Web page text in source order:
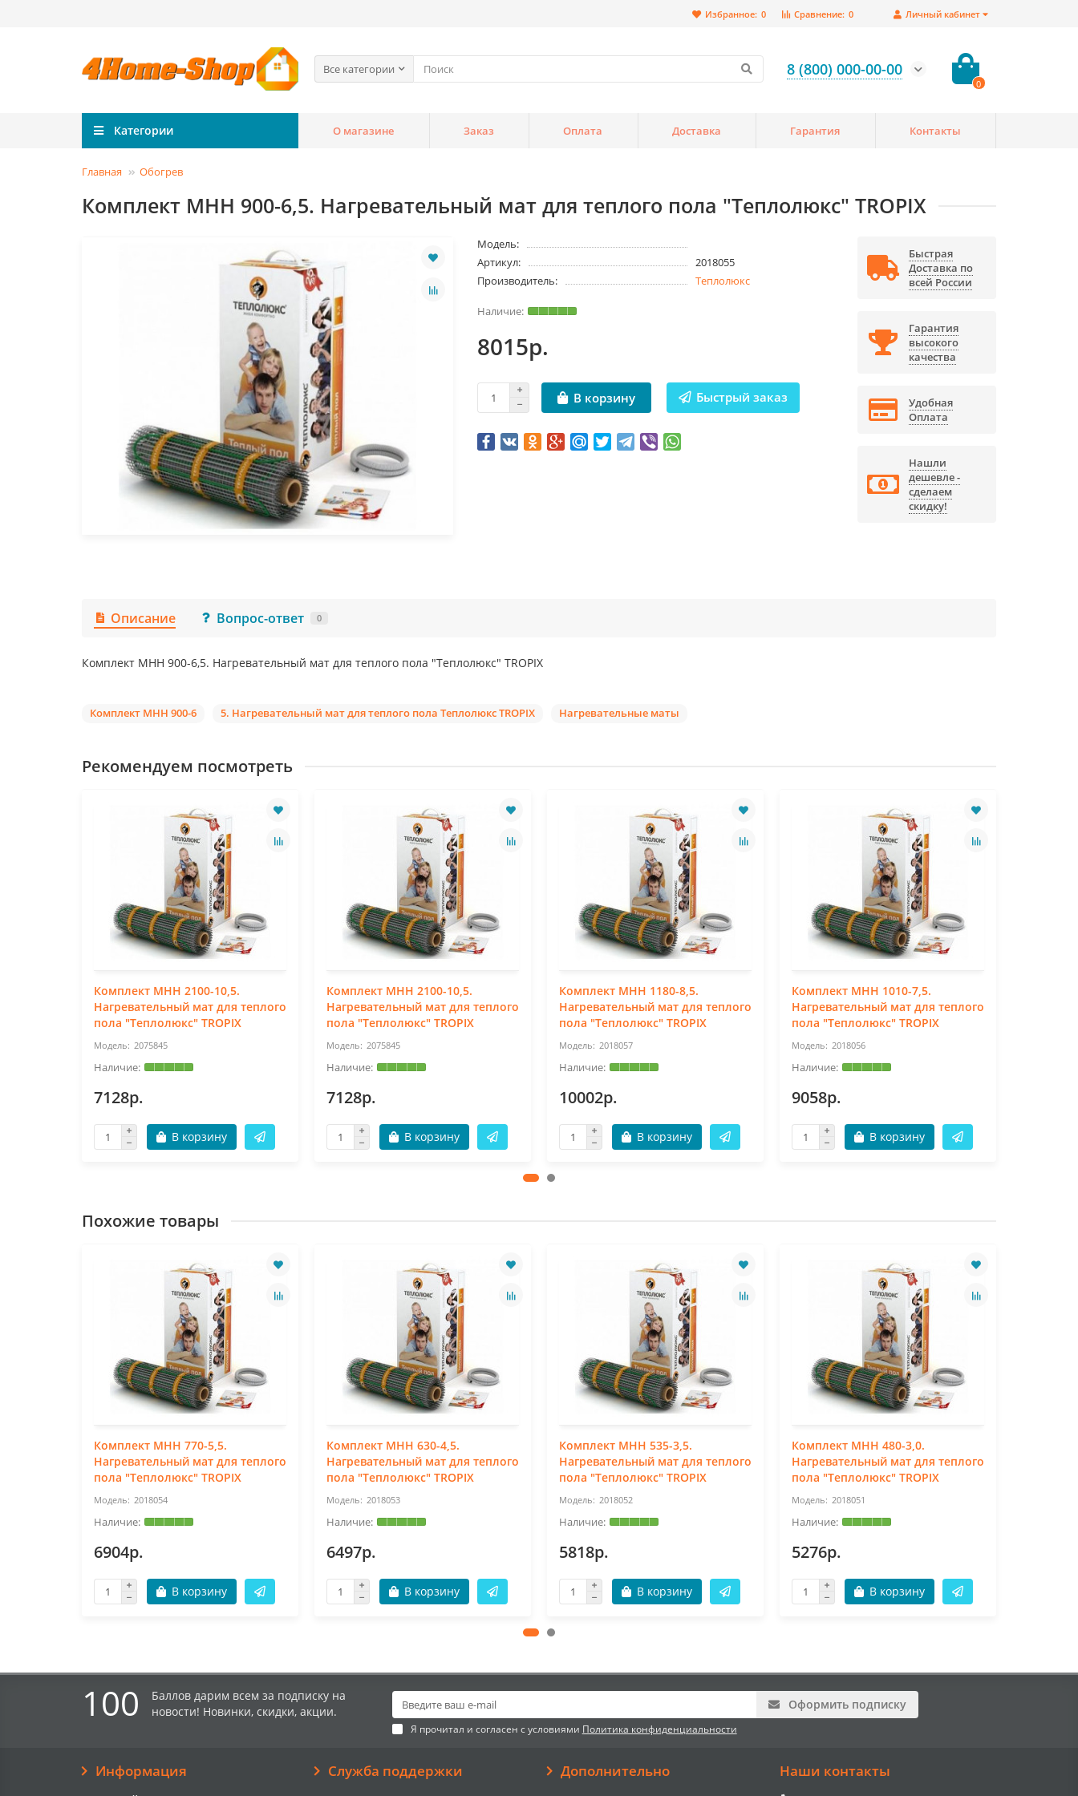
Личный кабинет
Сравнение: 0
Избранное: 0
Все категории 8 (800) 000-00-00
0
Категории О магазине Заказ Оплата Доставка Гарантия Контакты
Главная Обогрев
Комплект МНН 900-6,5. Нагревательный мат для теплого пола "Теплолюкс" TROPIX
Модель:
Артикул:
2018055
Производитель:
Теплолюкс
8015р.
В корзину Быстрый заказ
Быстрая
Доставка по
всей России
Гарантия
высокого
качества
Удобная
Оплата
Нашли
дешевле -
сделаем
скидку!
Описание Вопрос-ответ 0
Комплект МНН 900-6,5. Нагревательный мат для теплого пола "Теплолюкс" TROPIX
Комплект МНН 900-6 5. Нагревательный мат для теплого пола Теплолюкс TROPIX Нагревательные маты
Рекомендуем посмотреть
Комплект МНН 2100-10,5.
Нагревательный мат для теплого
пола "Теплолюкс" TROPIX
2075845
7128р.
В корзину
Комплект МНН 2100-10,5.
Нагревательный мат для теплого
пола "Теплолюкс" TROPIX
2075845
7128р.
В корзину
Комплект МНН 1180-8,5.
Нагревательный мат для теплого
пола "Теплолюкс" TROPIX
2018057
10002р.
В корзину
Комплект МНН 1010-7,5.
Нагревательный мат для теплого
пола "Теплолюкс" TROPIX
2018056
9058р.
В корзину
Похожие товары
Комплект МНН 770-5,5.
Нагревательный мат для теплого
пола "Теплолюкс" TROPIX
2018054
6904р.
В корзину
Комплект МНН 630-4,5.
Нагревательный мат для теплого
пола "Теплолюкс" TROPIX
2018053
6497р.
В корзину
Комплект МНН 535-3,5.
Нагревательный мат для теплого
пола "Теплолюкс" TROPIX
2018052
5818р.
В корзину
Комплект МНН 480-3,0.
Нагревательный мат для теплого
пола "Теплолюкс" TROPIX
2018051
5276р.
В корзину
100
Баллов дарим всем за подписку на
новости! Новинки, скидки, акции.
Оформить подписку
Я прочитал и согласен с условиями Политика конфиденциальности
Информация Служба поддержки Дополнительно Наши контакты